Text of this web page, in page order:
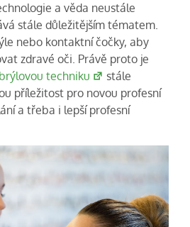
a věda neustále
stále důležitějším tématem.
nebo kontaktní čočky, aby
zdravé oči. Právě proto je
techniku
stále
příležitost pro novou profesní
a třeba i lepší profesní